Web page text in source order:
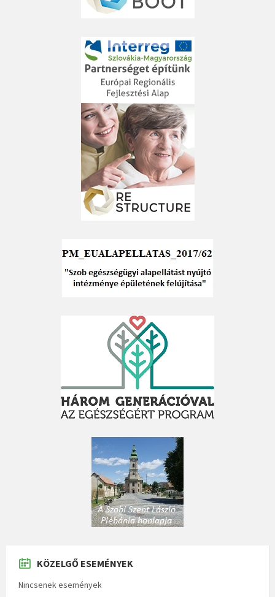
KÖZELGŐ ESEMÉNYEK
Nincsenek események